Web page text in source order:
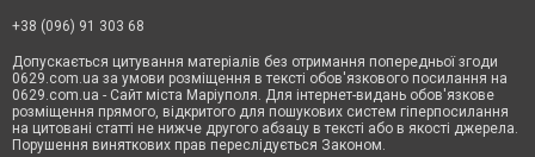
+38 (096) 91 303 68
Допускається цитування матеріалів без отримання попередньої згоди
0629.com.ua за умови розміщення в тексті обов'язкового посилання на
0629.com.ua - Сайт міста Маріуполя. Для інтернет-видань обов'язкове
розміщення прямого, відкритого для пошукових систем гіперпосилання
на цитовані статті не нижче другого абзацу в тексті або в якості джерела.
Порушення виняткових прав переслідується Законом.